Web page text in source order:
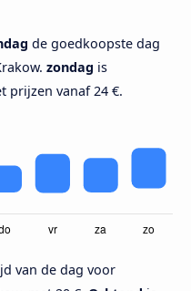
de goedkoopste dag
zondag is
prijzen vanaf 24 €.
van de dag voor